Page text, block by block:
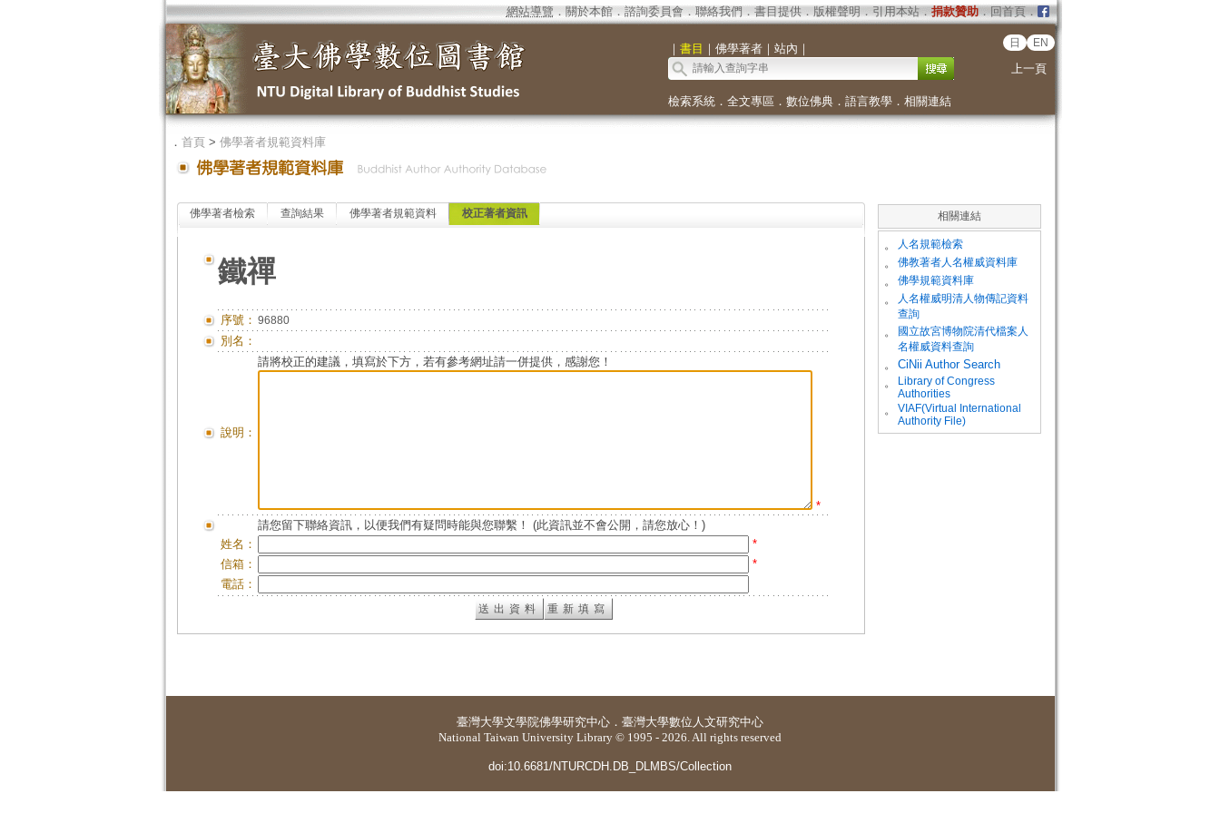
網站導覽 ． 關於本館． 諮詢委員會． 聯絡我們 ． 書目提供． 版權聲明 ． 引用本站． 捐款贊助．回首頁．
｜ 書目 ｜ 佛學著者｜ 站內 ｜ 日 EN
上一頁
檢索系統． 全文專區 ． 數位佛典． 語言教學． 相關連結
． 首頁> 佛學著者規範資料庫
佛學著者檢索 查詢結果 佛學著者規範資料 校正著者資訊
鐵禪
序號： 96880
別名：
說明：
請將校正的建議，填寫於下方，若有參考網址請一併提供，感謝您！
*
請您留下聯絡資訊，以便我們有疑問時能與您聯繫！ (此資訊並不會公開，請您放心！)
姓名：
*
信箱：
*
電話：
相關連結
。 人名規範檢索
。 佛教著者人名權威資料庫
。 佛學規範資料庫
。
人名權威明清人物傳記資料
查詢
。
國立故宮博物院清代檔案人
名權威資料查詢
。
CiNii Author Search
。
Library of Congress
Authorities
。
VIAF(Virtual International
Authority File)
臺灣大學文學院佛學研究中心 ． 臺灣大學數位人文研究中心
National Taiwan University Library © 1995 - 2026. All rights reserved
doi:10.6681/NTURCDH.DB_DLMBS/Collection